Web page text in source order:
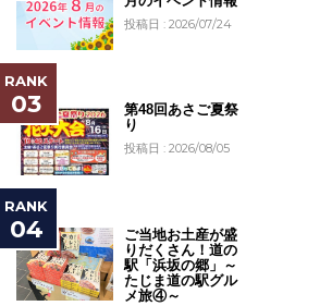
投稿日 : 2026/07/24
第48回あさご夏祭
り
投稿日 : 2026/08/05
ご当地お土産が盛
りだくさん！道の
駅「浜坂の郷」～
たじま道の駅グル
メ旅④～